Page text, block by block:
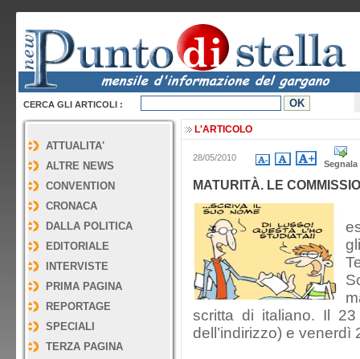
CERCA GLI ARTICOLI :
ATTUALITA'
ALTRE NEWS
CONVENTION
CRONACA
DALLA POLITICA
EDITORIALE
INTERVISTE
PRIMA PAGINA
REPORTAGE
SPECIALI
TERZA PAGINA
L'ARTICOLO
28/05/2010
Segnala
MATURITÀ. LE
scritta di italiano. Il
dell’indirizzo) e venerdì